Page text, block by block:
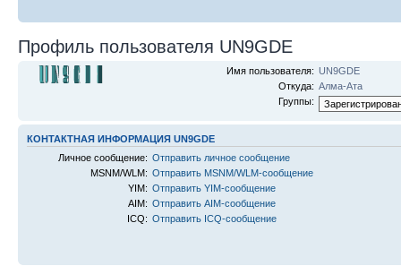
Профиль пользователя UN9GDE
Имя пользователя: UN9GDE
Откуда: Алма-Ата
Группы:
КОНТАКТНАЯ ИНФОРМАЦИЯ UN9GDE
Личное сообщение: Отправить личное сообщение
MSNM/WLM: Отправить MSNM/WLM-сообщение
YIM: Отправить YIM-сообщение
AIM: Отправить AIM-сообщение
ICQ: Отправить ICQ-сообщение